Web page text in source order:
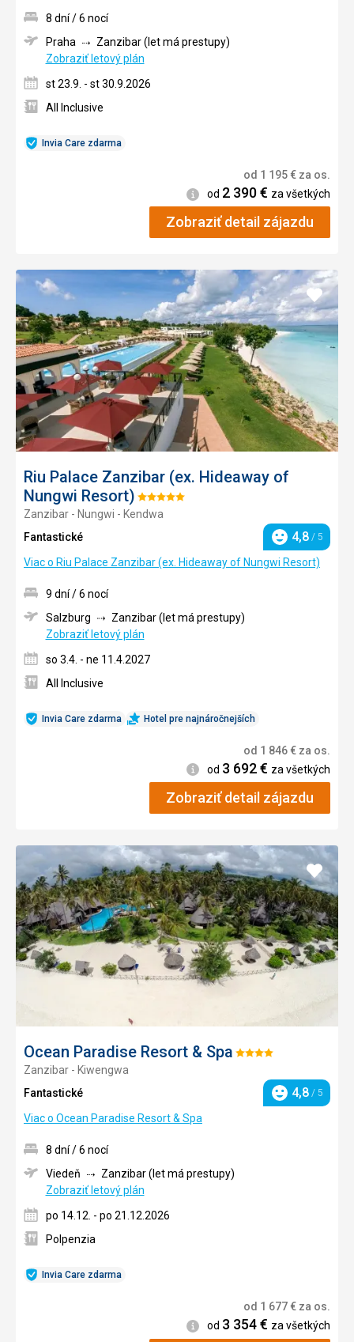
Invia Care zdarma
8 dní / 6 nocí
Praha
Zanzibar (let má prestupy)
Zobraziť letový plán
st 23.9. - st 30.9.2026
All Inclusive
od 1 195€ za os.
Informácie
od 2 390€ za všetkých
Zobraziť detail zájazdu
Riu Palace Zanzibar (ex. Hideaway of
Nungwi Resort) Hodnotenie:
5/5
Zanzibar - Nungwi - Kendwa
Fantastické
Hodnotenie
4,8 / 5
Viac o Riu Palace Zanzibar (ex. Hideaway of Nungwi Resort)
Pridať
do
Invia Care zdarma Hotel pre najnáročnejších
9 dní / 6 nocí
Salzburg
Zanzibar (let má prestupy)
Zobraziť letový plán
so 3.4. - ne 11.4.2027
All Inclusive
od 1 846€ za os.
Informácie
od 3 692€ za všetkých
Zobraziť detail zájazdu
Ocean Paradise Resort & Spa Hodnotenie:
Zanzibar - Kiwengwa
Fantastické
Hodnotenie
4,8 / 5
Viac o Ocean Paradise Resort & Spa
Pridať
do
Invia Care zdarma
8 dní / 6 nocí
Viedeň
Zanzibar (let má prestupy)
Zobraziť letový plán
po 14.12. - po 21.12.2026
Polpenzia
od 1 677€ za os.
Informácie
od 3 354€ za všetkých